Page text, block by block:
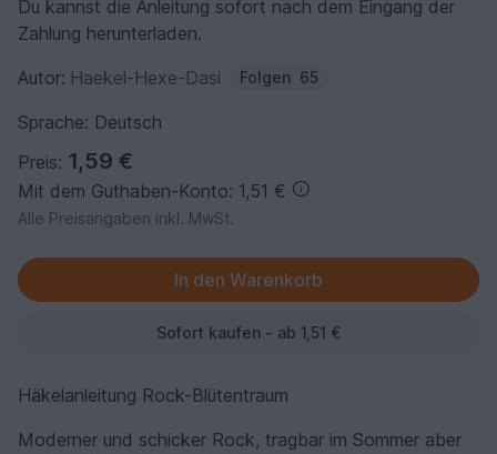
Du kannst die Anleitung sofort nach dem Eingang der
Zahlung herunterladen.
Autor: Haekel-Hexe-Dasi Folgen 65
Sprache: Deutsch
Preis: 1,59 €
Mit dem Guthaben-Konto: 1,51 €
Alle Preisangaben inkl. MwSt.
Sofort kaufen - ab 1,51 €
Häkelanleitung Rock-Blütentraum
Moderner und schicker Rock, tragbar im Sommer aber